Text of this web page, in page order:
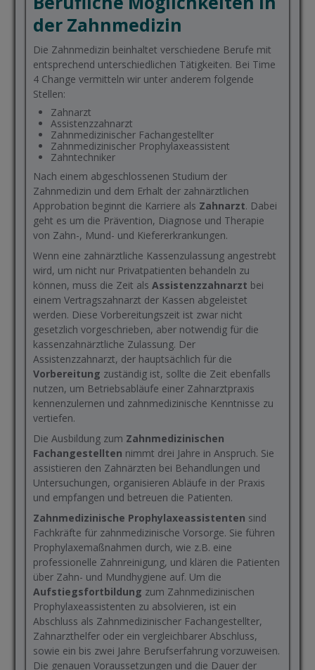
der Zahnmedizin
Die Zahnmedizin beinhaltet verschiedene Berufe mit
entsprechend unterschiedlichen Tätigkeiten. Bei Time
4 Change vermitteln wir unter anderem folgende
Stellen:
Zahnarzt
Assistenzzahnarzt
Zahnmedizinischer Fachangestellter
Zahnmedizinischer Prophylaxeassistent
Zahntechniker
Nach einem abgeschlossenen Studium der
Zahnmedizin und dem Erhalt der zahnärztlichen
Approbation beginnt die Karriere als Zahnarzt. Dabei
geht es um die Prävention, Diagnose und Therapie
von Zahn-, Mund- und Kiefererkrankungen.
Wenn eine zahnärztliche Kassenzulassung angestrebt
wird, um nicht nur Privatpatienten behandeln zu
können, muss die Zeit alsAssistenzzahnarzt bei
einem Vertragszahnarzt der Kassen abgeleistet
werden. Diese Vorbereitungszeit ist zwar nicht
gesetzlich vorgeschrieben, aber notwendig für die
kassenzahnärztliche Zulassung. Der
Assistenzzahnarzt, der hauptsächlich für die
Vorbereitung zuständig ist, sollte die Zeit ebenfalls
nutzen, um Betriebsabläufe einer Zahnarztpraxis
kennenzulernen und zahnmedizinische Kenntnisse zu
vertiefen.
Die Ausbildung zum Zahnmedizinischen
Fachangestellten nimmt drei Jahre in Anspruch. Sie
assistieren den Zahnärzten bei Behandlungen und
Untersuchungen, organisieren Abläufe in der Praxis
und empfangen und betreuen die Patienten.
Zahnmedizinische Prophylaxeassistenten sind
Fachkräfte für zahnmedizinische Vorsorge. Sie führen
Prophylaxemaßnahmen durch, wie z.B. eine
professionelle Zahnreinigung, und klären die Patienten
über Zahn- und Mundhygiene auf. Um die
Aufstiegsfortbildung zum Zahnmedizinischen
Prophylaxeassistenten zu absolvieren, ist ein
Abschluss als Zahnmedizinischer Fachangestellter,
Zahnarzthelfer oder ein vergleichbarer Abschluss,
sowie ein bis zwei Jahre Berufserfahrung vorzuweisen.
Die genauen Voraussetzungen und die Dauer der